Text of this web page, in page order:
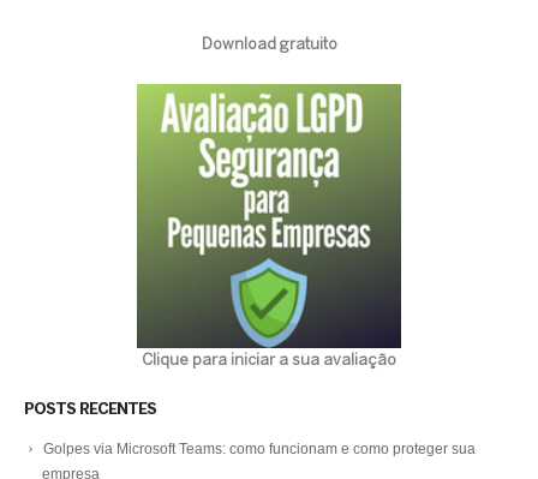
Download gratuito
Clique para iniciar a sua avaliação
POSTS RECENTES
Golpes via Microsoft Teams: como funcionam e como proteger sua
empresa